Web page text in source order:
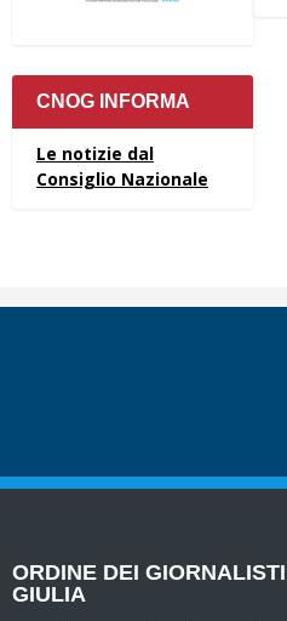
CNOG INFORMA
Le notizie dal
Consiglio Nazionale
ORDINE DEI
GIULIA